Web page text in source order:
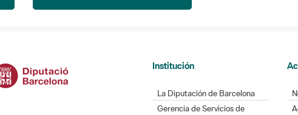
Institución
La Diputación de Barcelona
Gerencia de Servicios de